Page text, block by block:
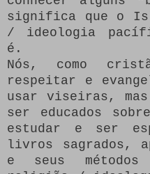
significa que o
/ ideologia
é.
Nós, como
respeitar e
usar viseiras,
ser educados
estudar e ser
livros sagrados,
e seus métodos